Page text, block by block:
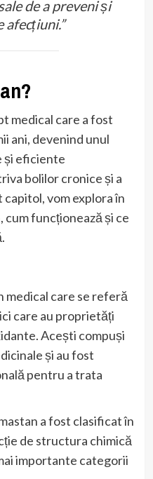
de a preveni și
afecțiuni.”
medical care a fost
ani, devenind unul
și eficiente
bolilor cronice și a
vom explora în
cum funcționează și ce
medical care se referă
care au proprietăți
Acești compuși
și au fost
pentru a trata
a fost clasificat în
de structura chimică
importante categorii